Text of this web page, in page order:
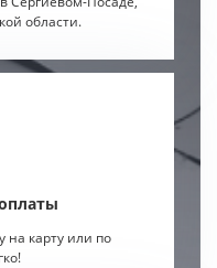
области.
на карту или по